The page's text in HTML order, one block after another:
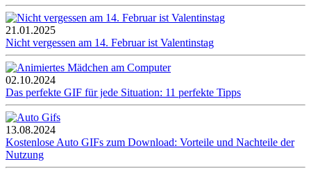
21.01.2025
Nicht vergessen am 14. Februar ist Valentinstag
02.10.2024
Das perfekte GIF für jede Situation: 11 perfekte Tipps
13.08.2024
Kostenlose Auto GIFs zum Download: Vorteile und Nachteile der
Nutzung